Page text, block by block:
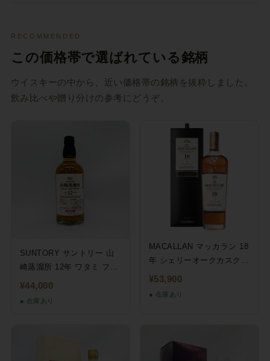
RECOMMENDED
この価格帯で選ばれている銘柄
ウイスキーの中から、近い価格帯の銘柄を抜粋しました。
飲み比べや贈り分けの参考にどうぞ。
SUNTORY サントリー 山
崎蒸溜所 12年 ワタミ ファ
ウンダーズ チョイス 660ml
¥44,000
● 在庫あり
MACALLAN マッカラン 18
年 シェリーオークカスク
700ml 43%
¥53,900
● 在庫あり